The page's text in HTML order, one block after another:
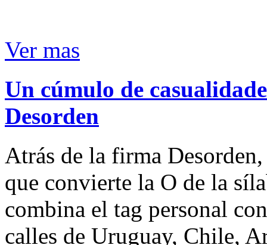
Ver mas
Un cúmulo de
Desorden
Atrás de la firma
que convierte la O de la
combina el tag personal
calles de Uruguay, Chile,